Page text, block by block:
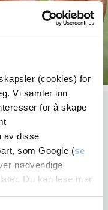
(cookies) for
Vi samler inn
for å skape
av disse
som Google (se
nødvendige
Du kan lese mer
barnløshet og